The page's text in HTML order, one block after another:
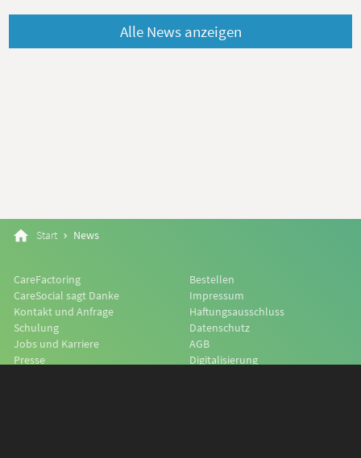
Alle News anzeigen
Start News
CareFactoring
CareSocial sagt Danke
Kontakt und Anfrage
Schulung
Jobs und Karriere
Presse
Bestellen
Impressum
Haftungsausschluss
Datenschutz
AGB
Digitalisierung